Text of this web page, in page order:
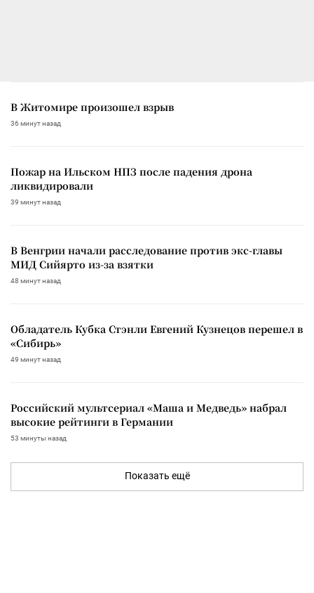
В Житомире произошел взрыв
36 минут назад
Пожар на Ильском НПЗ после падения дрона
ликвидировали
39 минут назад
В Венгрии начали расследование против экс-главы
МИД Сийярто из-за взятки
48 минут назад
Обладатель Кубка Стэнли Евгений Кузнецов перешел в
«Сибирь»
49 минут назад
Российский мультсериал «Маша и Медведь» набрал
высокие рейтинги в Германии
53 минуты назад
Показать ещё